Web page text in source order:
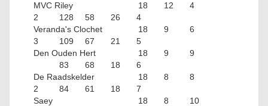
MVC Riley
18 12
4
2
128 58 26
4
Veranda's Clochet
18 9
6
3
109 67 21
5
Den Ouden Hert
18 9
9
83
68 18
6
De Raadskelder
18 8
8
2
84 61 18
7
Saey
18 8
10